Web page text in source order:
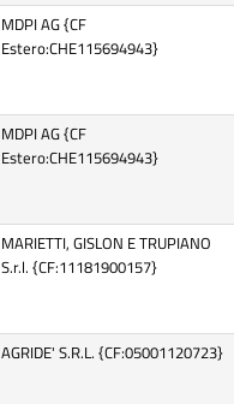
MDPI AG {CF
Estero:CHE115694943}
MDPI AG {CF
Estero:CHE115694943}
MARIETTI, GISLON E TRUPIANO
S.r.l. {CF:11181900157}
AGRIDE' S.R.L. {CF:05001120723}